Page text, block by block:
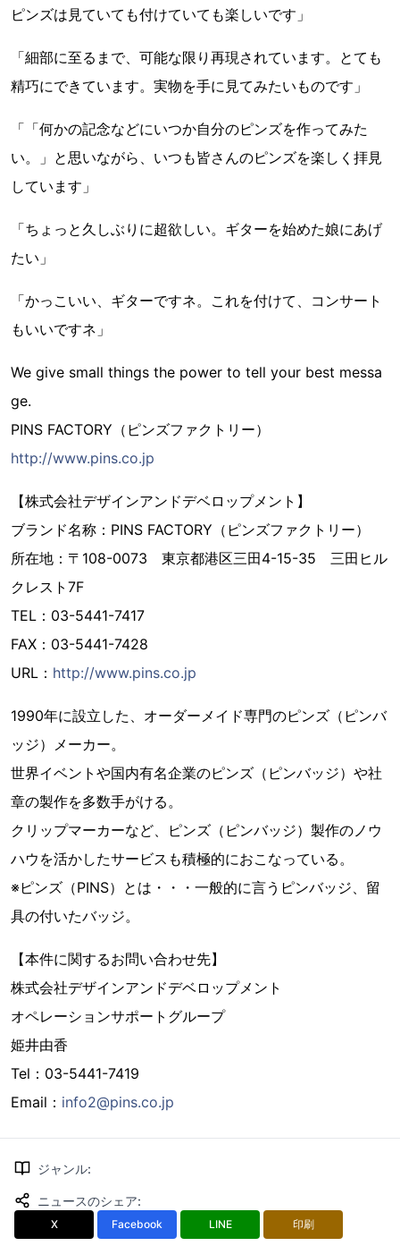
ピンズは見ていても付けていても楽しいです」
「細部に至るまで、可能な限り再現されています。とても
精巧にできています。実物を手に見てみたいものです」
「「何かの記念などにいつか自分のピンズを作ってみた
い。」と思いながら、いつも皆さんのピンズを楽しく拝見
しています」
「ちょっと久しぶりに超欲しい。ギターを始めた娘にあげ
たい」
「かっこいい、ギターですネ。これを付けて、コンサート
もいいですネ」
We give small things the power to tell your best messa
ge.
PINS FACTORY（ピンズファクトリー）
http://www.pins.co.jp
【株式会社デザインアンドデベロップメント】
ブランド名称：PINS FACTORY（ピンズファクトリー）
所在地：〒108-0073 東京都港区三田4-15-35 三田ヒル
クレスト7F
TEL：03-5441-7417
FAX：03-5441-7428
URL： http://www.pins.co.jp
1990年に設立した、オーダーメイド専門のピンズ（ピンバ
ッジ）メーカー。
世界イベントや国内有名企業のピンズ（ピンバッジ）や社
章の製作を多数手がける。
クリップマーカーなど、ピンズ（ピンバッジ）製作のノウ
ハウを活かしたサービスも積極的におこなっている。
※ピンズ（PINS）とは・・・一般的に言うピンバッジ、留
具の付いたバッジ。
【本件に関するお問い合わせ先】
株式会社デザインアンドデベロップメント
オペレーションサポートグループ
姫井由香
Tel：03-5441-7419
Email： info2@pins.co.jp
ジャンル:
ニュースのシェア:
X Facebook LINE 印刷